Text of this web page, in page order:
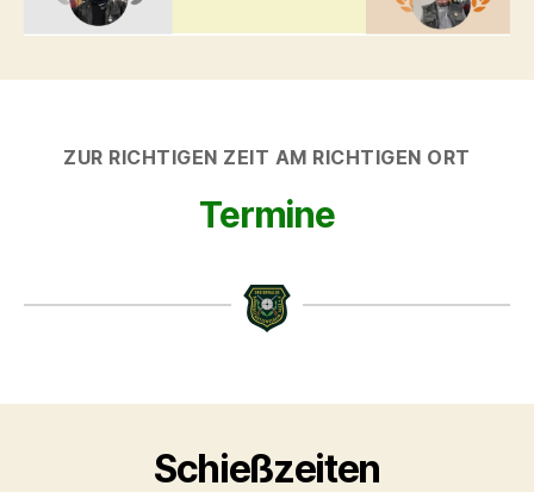
ZUR RICHTIGEN ZEIT AM RICHTIGEN ORT
Termine
Schießzeiten